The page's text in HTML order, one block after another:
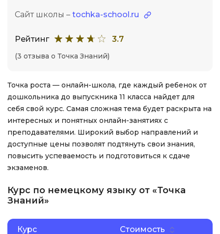
Сайт школы – tochka-school.ru
Рейтинг 3.7
(3 отзыва о Точка Знаний)
Точка роста — онлайн-школа, где каждый ребенок от
дошкольника до выпускника 11 класса найдет для
себя свой курс. Самая сложная тема будет раскрыта на
интересных и понятных онлайн-занятиях с
преподавателями. Широкий выбор направлений и
доступные цены позволят подтянуть свои знания,
повысить успеваемость и подготовиться к сдаче
экзаменов.
Курс по немецкому языку от «Точка
Знаний»
Курс Стоимость